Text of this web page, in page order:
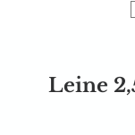
Leine